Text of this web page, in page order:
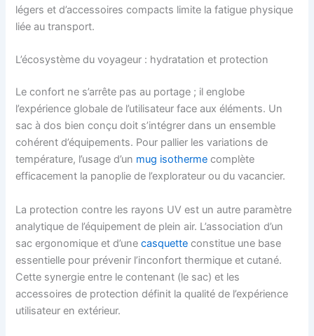
légers et d’accessoires compacts limite la fatigue physique
liée au transport.
L’écosystème du voyageur : hydratation et protection
Le confort ne s’arrête pas au portage ; il englobe
l’expérience globale de l’utilisateur face aux éléments. Un
sac à dos bien conçu doit s’intégrer dans un ensemble
cohérent d’équipements. Pour pallier les variations de
température, l’usage d’un mug isotherme complète
efficacement la panoplie de l’explorateur ou du vacancier.
La protection contre les rayons UV est un autre paramètre
analytique de l’équipement de plein air. L’association d’un
sac ergonomique et d’unecasquette constitue une base
essentielle pour prévenir l’inconfort thermique et cutané.
Cette synergie entre le contenant (le sac) et les
accessoires de protection définit la qualité de l’expérience
utilisateur en extérieur.